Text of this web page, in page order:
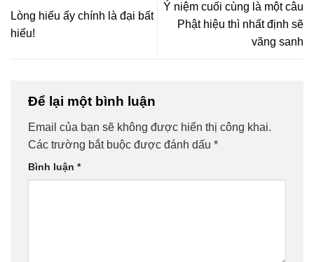
Lòng hiếu ấy chính là đại bất
hiếu!
Ý niệm cuối cùng là một câu
Phật hiệu thì nhất định sẽ
vãng sanh
Để lại một bình luận
Email của bạn sẽ không được hiển thị công khai.
Các trường bắt buộc được đánh dấu *
Bình luận *